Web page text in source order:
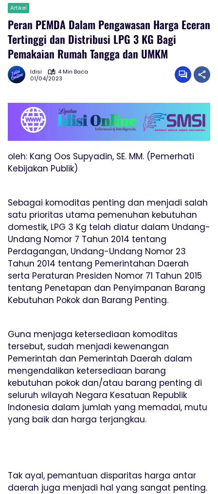
Artikel
Peran PEMDA Dalam Pengawasan Harga Eceran
Tertinggi dan Distribusi LPG 3 KG Bagi
Pemakaian Rumah Tangga dan UMKM
Idisi
4 Min Baca
01/04/2023
oleh: Kang Oos Supyadin, SE. MM. (Pemerhati
Kebijakan Publik)
Sebagai komoditas penting dan menjadi salah
satu prioritas utama pemenuhan kebutuhan
domestik, LPG 3 Kg telah diatur dalam Undang-
Undang Nomor 7 Tahun 2014 tentang
Perdagangan, Undang-Undang Nomor 23
Tahun 2014 tentang Pemerintahan Daerah
serta Peraturan Presiden Nomor 71 Tahun 2015
tentang Penetapan dan Penyimpanan Barang
Kebutuhan Pokok dan Barang Penting.
Guna menjaga ketersediaan komoditas
tersebut, sudah menjadi kewenangan
Pemerintah dan Pemerintah Daerah dalam
mengendalikan ketersediaan barang
kebutuhan pokok dan/atau barang penting di
seluruh wilayah Negara Kesatuan Republik
Indonesia dalam jumlah yang memadai, mutu
yang baik dan harga terjangkau.
Tak ayal, pemantuan disparitas harga antar
daerah juga menjadi hal yang sangat penting.